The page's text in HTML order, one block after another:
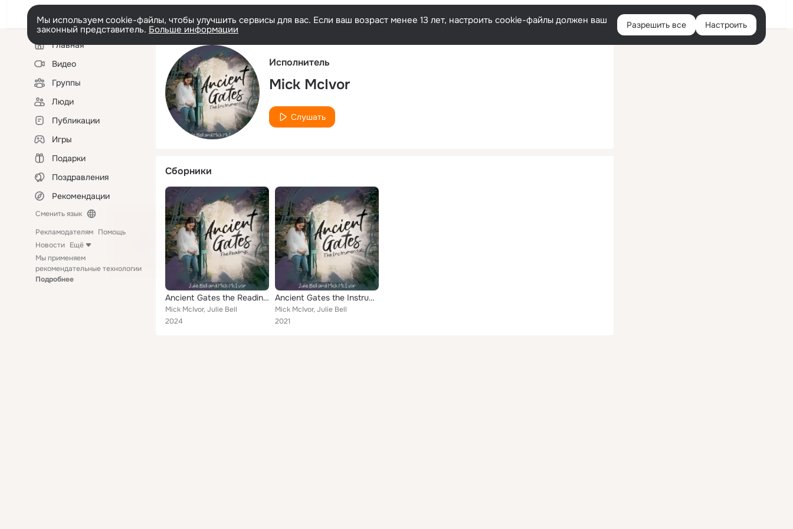
Русский Войти
Мы используем cookie-файлы, чтобы улучшить сервисы для вас. Если ваш возраст менее 13 лет, настроить cookie-файлы должен ваш
законный представитель. Больше информации Разрешить все Настроить
Левая
колонкаГлавная
Видео
Группы
Люди
Публикации
Игры
Подарки
Поздравления
Рекомендации
Сменить язык
Рекламодателям Помощь
Новости Ещё
Мы применяем
рекомендательные технологии
Подробнее
Исполнитель
Mick McIvor
Слушать
Сборники
Ancient Gates the Readings
Mick McIvor, Julie Bell
2024
Ancient Gates the Instrumentals
Mick McIvor, Julie Bell
2021